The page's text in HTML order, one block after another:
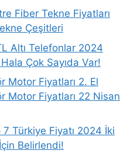
Fiber Tekne Fiyatları
Çeşitleri
Altı Telefonlar 2024
Hala Çok Sayıda Var!
Motor Fiyatları 2. El
Motor Fiyatları 22 Nisan
Türkiye Fiyatı 2024 İki
Belirlendi!